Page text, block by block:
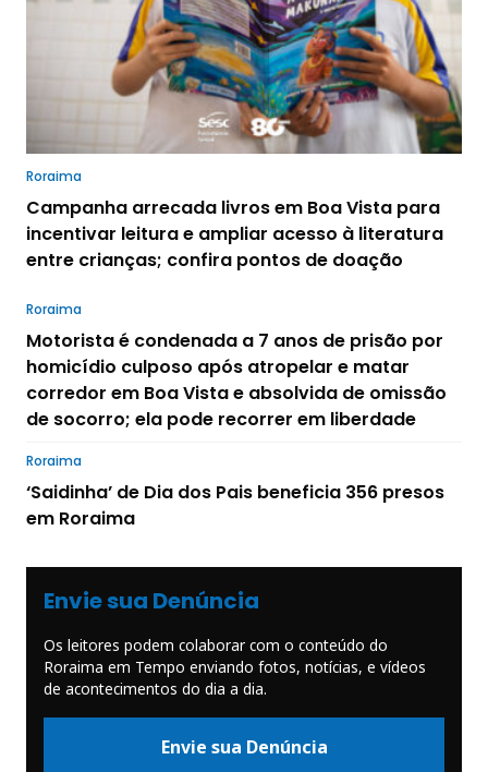
Roraima
Campanha arrecada livros em Boa Vista para
incentivar leitura e ampliar acesso à literatura
entre crianças; confira pontos de doação
Roraima
Motorista é condenada a 7 anos de prisão por
homicídio culposo após atropelar e matar
corredor em Boa Vista e absolvida de omissão
de socorro; ela pode recorrer em liberdade
Roraima
‘Saidinha’ de Dia dos Pais beneficia 356 presos
em Roraima
Envie sua Denúncia
Os leitores podem colaborar com o conteúdo do
Roraima em Tempo enviando fotos, notícias, e vídeos
de acontecimentos do dia a dia.
Envie sua Denúncia